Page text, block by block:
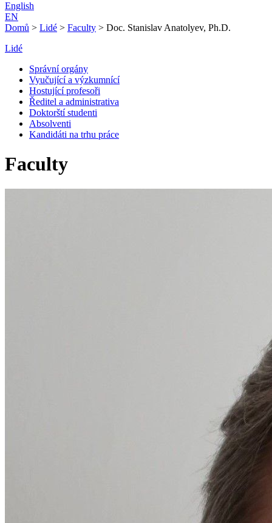
English
EN
Domů > Lidé > Faculty > Doc. Stanislav Anatolyev, Ph.D.
Lidé
Správní orgány
Vyučující a výzkumnící
Hostující profesoři
Ředitel a administrativa
Doktorští studenti
Absolventi
Kandidáti na trhu práce
Faculty